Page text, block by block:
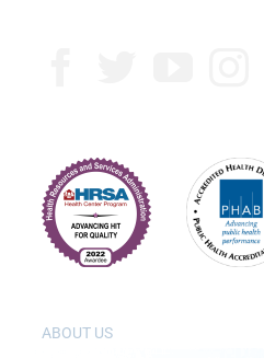
ABOUT US